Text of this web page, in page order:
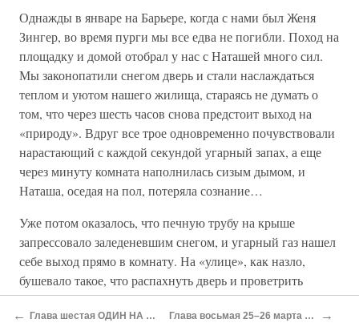
Однажды в январе на Барьере, когда с нами был Женя
Зингер, во время пурги мы все едва не погибли. Поход на
площадку и домой отобрал у нас с Наташей много сил.
Мы законопатили снегом дверь и стали наслаждаться
теплом и уютом нашего жилища, стараясь не думать о
том, что через шесть часов снова предстоит выход на
«природу». Вдруг все трое одновременно почувствовали
нарастающий с каждой секундой угарный запах, а еще
через минуту комната наполнилась сизым дымом, и
Наташа, оседая на пол, потеряла сознание…
Уже потом оказалось, что печную трубу на крыше
запрессовало заледеневшим снегом, и угарный газ нашел
себе выход прямо в комнату. На «улице», как назло,
бушевало такое, что распахнуть дверь и проветрить
домик было абсолютно невозможно, нас бы заживо
погребло под сугробом! Женя принялся выбрасывать из
← Глава шестая ОДИН НА ЛЕДНИКЕ Глава восьмая 25–26 марта 1959 года →